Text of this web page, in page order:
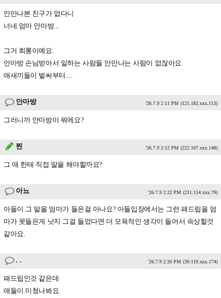
안만나본 친구가 없다니
너네 엄마 안마방...
그거 희롱이예요.
안마방 손님받아서 일하는 사람들 안만나는 사람이 없잖아요.
애새끼들이 벌써부터....
안마방 '26.7.9 2:11 PM (121.182.xxx.113)
그러니까 안마방이 뭐에요?
찐 '26.7.9 2:12 PM (222.107.xxx.148)
그 애 한테 직접 말을 해야할까요?
아뇨 '26.7.9 2:22 PM (211.114.xxx.79)
아들이 그 말을 엄마가 들은걸 아나요? 아들입장에서는 그런 패드립을 엄
마가 못들은게 낫지 그걸 들었다면 더 모욕적인 생각이 들어서 속상할것
같아요.
. . '26.7.9 2:26 PM (39.119.xxx.174)
패드립인것 같은데
애들이 미쳤나봐요.